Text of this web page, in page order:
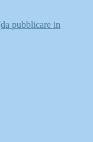
pubblicare in